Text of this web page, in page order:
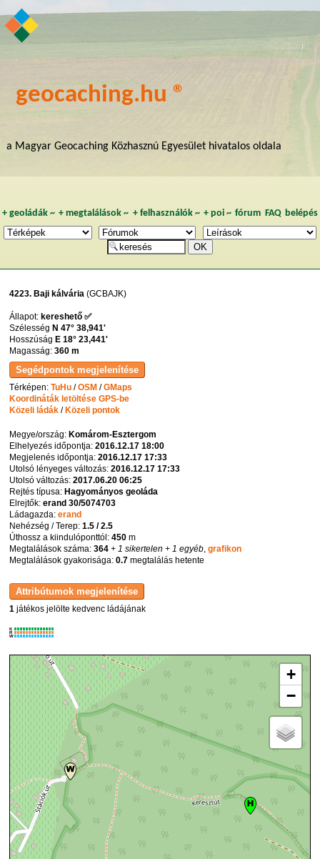
geocaching.hu ®
a Magyar Geocaching Közhasznú Egyesület hivatalos oldala
+ geoládák~ +megtalálások ~ + felhasználók~ + poi~ fórum FAQ belépés
4223. Baji kálvária (GCBAJK)
Állapot: kereshető ✅
Szélesség N 47° 38,941'
Hosszúság E 18° 23,441'
Magasság:360 m
Térképen:TuHu /OSM /GMaps
Koordináták letöltése GPS-be
Közeli ládák / Közeli pontok
Megye/ország: Komárom-Esztergom
Elhelyezés időpontja:2016.12.17 18:00
Megjelenés időpontja:2016.12.17 17:33
Utolsó lényeges változás:2016.12.17 17:33
Utolsó változás:2017.06.20 06:25
Rejtés típusa: Hagyományos geoláda
Elrejtők:erand 30/5074703
Ládagazda:erand
Nehézség / Terep:1.5 / 2.5
Úthossz a kiindulóponttól:450 m
Megtalálások száma:364 + 1 sikertelen + 1 egyéb,grafikon
Megtalálások gyakorisága:0.7 megtalálás hetente
1 játékos jelölte kedvenc ládájának
K
R
W
+
−